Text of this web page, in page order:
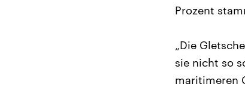
Prozent
„Die
sie nicht so
maritimeren